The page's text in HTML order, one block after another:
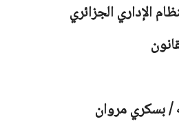
الإداري الجزائري
/ بسكري مروان